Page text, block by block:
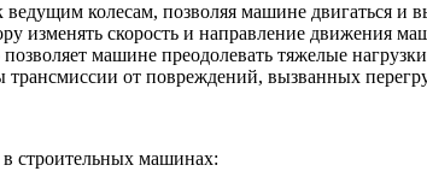
колесам, позволяя машине двигаться и
изменять скорость и направление движения
машине преодолевать тяжелые
от повреждений, вызванных
строительных машинах: